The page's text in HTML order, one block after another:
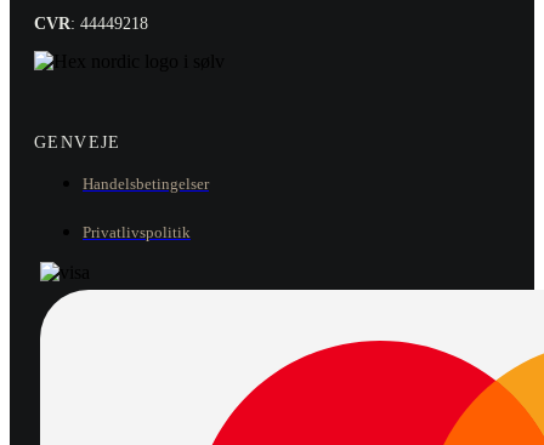
CVR: 44449218
GENVEJE
Handelsbetingelser
Privatlivspolitik